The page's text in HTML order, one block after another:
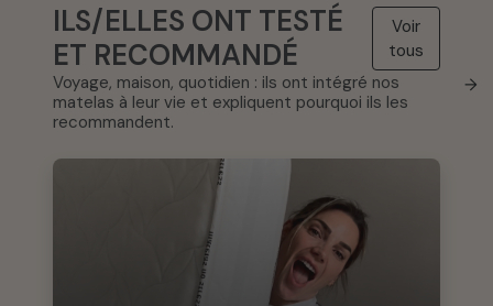
ILS/ELLES ONT TESTÉ
ET RECOMMANDÉ
Voir
tous
→
Voyage, maison, quotidien : ils ont intégré nos
matelas à leur vie et expliquent pourquoi ils les
recommandent.